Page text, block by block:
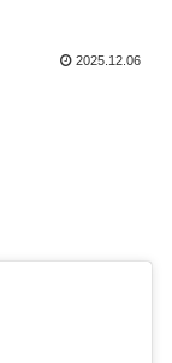
2025.12.06